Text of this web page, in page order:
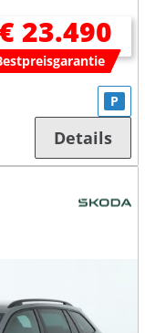
23.490
P
Details